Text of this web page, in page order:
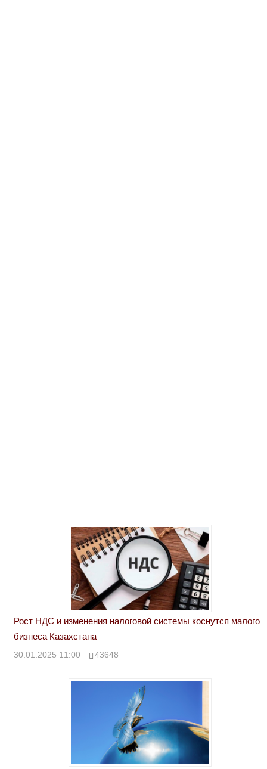
Рост НДС и изменения налоговой системы коснутся малого
бизнеса Казахстана
30.01.2025 11:00 43648